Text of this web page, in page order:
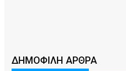
ΔΗΜΟΦΙΛΗ ΑΡΘΡΑ